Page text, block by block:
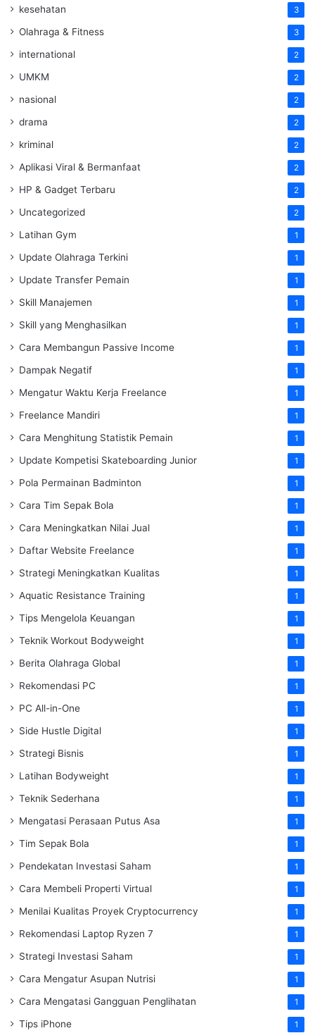
kesehatan 3
Olahraga & Fitness 3
international 2
UMKM 2
nasional 2
drama 2
kriminal 2
Aplikasi Viral & Bermanfaat 2
HP & Gadget Terbaru 2
Uncategorized 2
Latihan Gym 1
Update Olahraga Terkini 1
Update Transfer Pemain 1
Skill Manajemen 1
Skill yang Menghasilkan 1
Cara Membangun Passive Income 1
Dampak Negatif 1
Mengatur Waktu Kerja Freelance 1
Freelance Mandiri 1
Cara Menghitung Statistik Pemain 1
Update Kompetisi Skateboarding Junior 1
Pola Permainan Badminton 1
Cara Tim Sepak Bola 1
Cara Meningkatkan Nilai Jual 1
Daftar Website Freelance 1
Strategi Meningkatkan Kualitas 1
Aquatic Resistance Training 1
Tips Mengelola Keuangan 1
Teknik Workout Bodyweight 1
Berita Olahraga Global 1
Rekomendasi PC 1
PC All-in-One 1
Side Hustle Digital 1
Strategi Bisnis 1
Latihan Bodyweight 1
Teknik Sederhana 1
Mengatasi Perasaan Putus Asa 1
Tim Sepak Bola 1
Pendekatan Investasi Saham 1
Cara Membeli Properti Virtual 1
Menilai Kualitas Proyek Cryptocurrency 1
Rekomendasi Laptop Ryzen 7 1
Strategi Investasi Saham 1
Cara Mengatur Asupan Nutrisi 1
Cara Mengatasi Gangguan Penglihatan 1
Tips iPhone 1